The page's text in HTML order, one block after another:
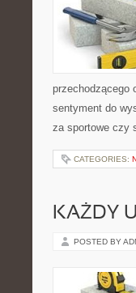
przechodzącego
sentyment do
za sportowe czy
CATEGORIES:
KAŻDY
POSTED BY